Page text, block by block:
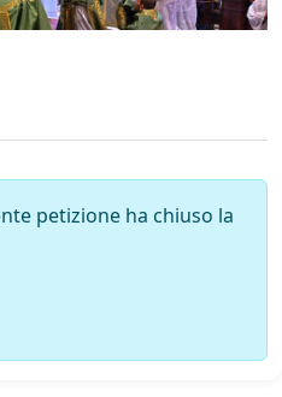
petizione ha chiuso la